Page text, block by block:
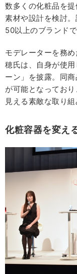
数多くの化粧品を
素材や設計を検討
50以上のブランド
モデレーターを務
穂氏は、自身が使
ーン」を披露。同
が可能となってお
見える素敵な取り
化粧容器を変え